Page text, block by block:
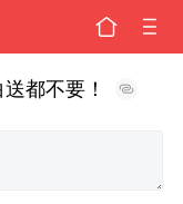
都不要！